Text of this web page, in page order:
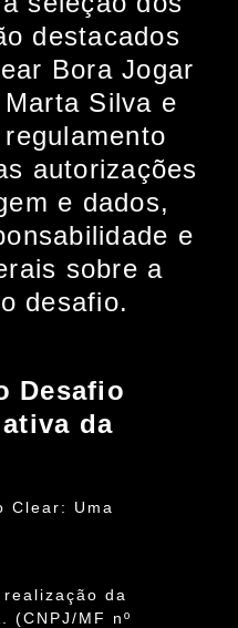
destacados
Bora Jogar
Silva e
autorizações
e dados,
e
sobre a
desafio.
Desafio
da
Clear: Uma
da
(CNPJ/MF nº